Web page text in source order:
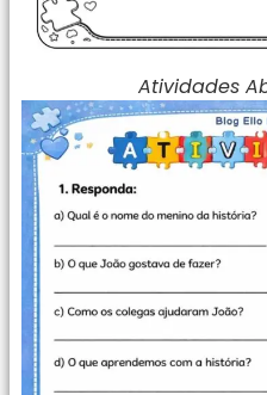
Atividades